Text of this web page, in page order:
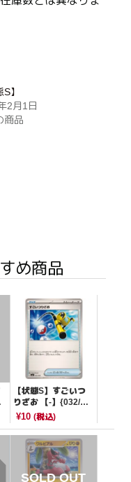
S】
2月1日
商品
め商品
【状態S】すごいつ
りざお 【-】{032/04
9}[SVG]
¥10 (税込)